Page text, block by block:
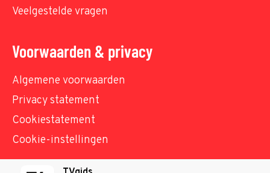
Veelgestelde vragen
Voorwaarden & privacy
Algemene voorwaarden
Privacy statement
Cookiestatement
Cookie-instellingen